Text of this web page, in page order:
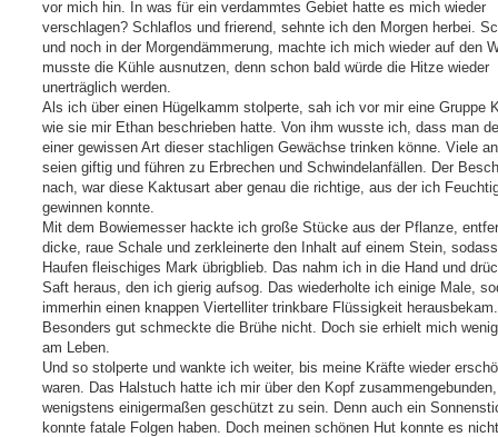
vor mich hin. In was für ein verdammtes Gebiet hatte es mich wieder
verschlagen? Schlaflos und frierend, sehnte ich den Morgen herbei.
und noch in der Morgendämmerung, machte ich mich wieder auf den
musste die Kühle ausnutzen, denn schon bald würde die Hitze wieder
unerträglich werden.
Als ich über einen Hügelkamm stolperte, sah ich vor mir eine Gruppe
wie sie mir Ethan beschrieben hatte. Von ihm wusste ich, dass man
einer gewissen Art dieser stachligen Gewächse trinken könne. Viele
seien giftig und führen zu Erbrechen und Schwindelanfällen. Der
nach, war diese Kaktusart aber genau die richtige, aus der ich
gewinnen konnte.
Mit dem Bowiemesser hackte ich große Stücke aus der Pflanze,
dicke, raue Schale und zerkleinerte den Inhalt auf einem Stein,
Haufen fleischiges Mark übrigblieb. Das nahm ich in die Hand und
Saft heraus, den ich gierig aufsog. Das wiederholte ich einige Male,
immerhin einen knappen Viertelliter trinkbare Flüssigkeit herausbekam.
Besonders gut schmeckte die Brühe nicht. Doch sie erhielt mich
am Leben.
Und so stolperte und wankte ich weiter, bis meine Kräfte wieder
waren. Das Halstuch hatte ich mir über den Kopf
wenigstens einigermaßen geschützt zu sein. Denn auch ein
konnte fatale Folgen haben. Doch meinen schönen Hut konnte es nicht